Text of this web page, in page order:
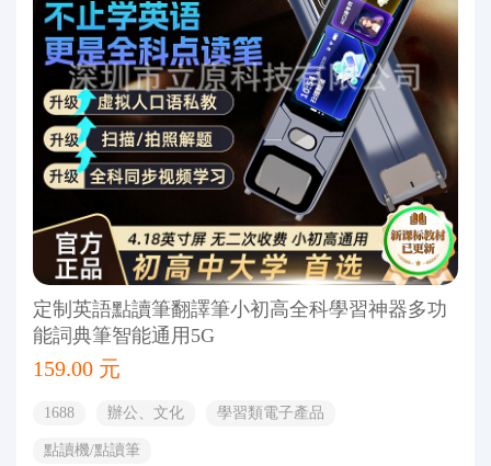
定制英語點讀筆翻譯筆小初高全科學習神器多功
能詞典筆智能通用5G
159.00 元
1688 辦公、文化 學習類電子產品
點讀機/點讀筆